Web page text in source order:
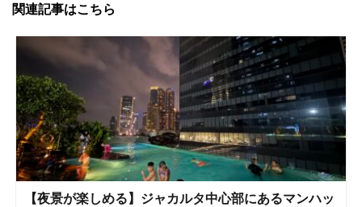
関連記事はこちら
【夜景が楽しめる】ジャカルタ中心部にあるマンハッ